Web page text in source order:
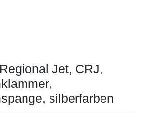
Jet, CRJ,
silberfarben